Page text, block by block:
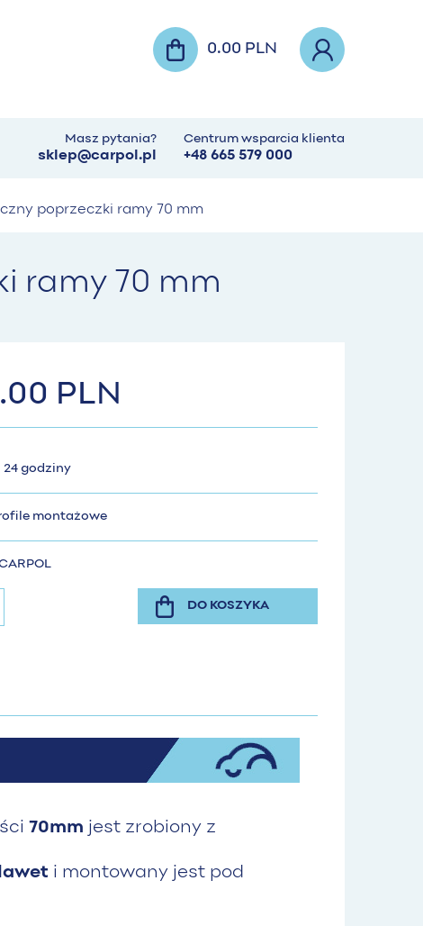
0.00 PLN
Centrum wsparcia klienta
+48 665 579 000
Masz pytania?
sklep@carpol.pl
poprzeczki ramy 70 mm
ramy 70 mm
PLN
24 godziny
montażowe
DO KOSZYKA
70mm jest zrobiony z
i montowany jest pod